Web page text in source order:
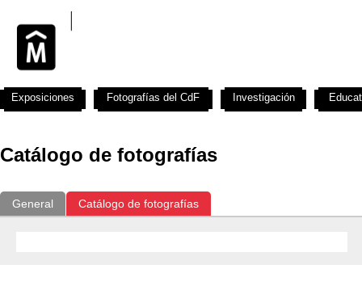
Catálogo de fotografías
General Catálogo de fotografías
Exposiciones Fotografías del CdF Investigación